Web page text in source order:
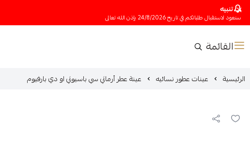
تنبيه
سنعود لاستقبال طلباتكم في تاريخ 24/8/2026 بإذن الله تعالى
القائمة
الرئيسية عينات عطور نسائيه عينة عطر أرماني سي باسيوني او دي بارفيوم